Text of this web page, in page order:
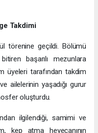
Takdimi
törenine geçildi. Bölümü
başarılı mezunlara
üyeleri tarafından takdim
ailelerinin yaşadığı gurur
oluşturdu.
ilgilendiği, samimi ve
kep atma heyecanının